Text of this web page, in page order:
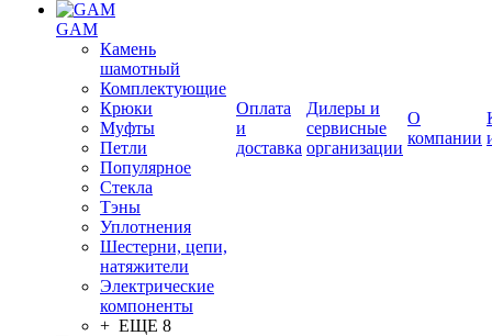
GAM
Камень
шамотный
Комплектующие
Крюки
Муфты
Петли
Популярное
Стекла
Тэны
Уплотнения
Шестерни, цепи,
натяжители
Электрические
компоненты
+ ЕЩЕ 8
Оплата
и
доставка
Дилеры и
сервисные
организации
О
компании